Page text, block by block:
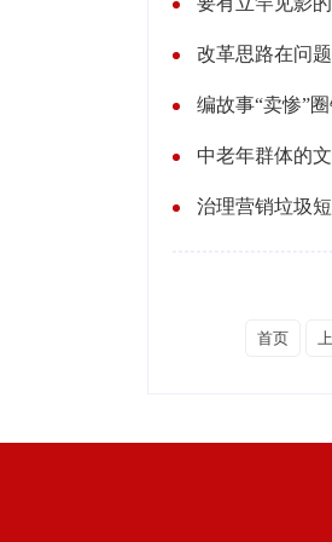
改革思路在问
编故事“卖惨”
中老年群体的
治理营销垃圾
首页